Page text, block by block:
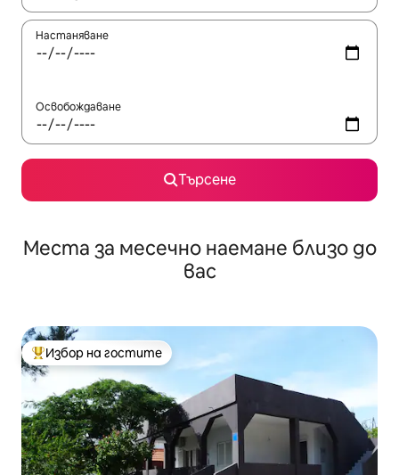
Настаняване
Освобождаване
Търсене
Места за месечно наемане близо до
вас
Най-популярен избор на гостите
Избор на гостите